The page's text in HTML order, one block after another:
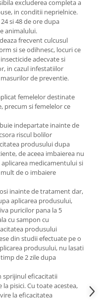
excluderea completa a
in conditii neprielnice.
si 48 de ore dupa
animalului.
frecvent culcusul
si se odihnesc, locuri ce
adecvate si
in cazul infestatiilor
de preventie.
femelelor destinate
precum si femelelor ce
indepartate inainte de
riscul bolilor
produsului dupa
de aceea imbaierea nu
medicamentului si
de o imbaiere
inainte de tratament dar,
aplicarea produsului,
puricilor pana la 5
cu sampon cu
produsului
din studii efectuate pe o
produsului, nu lasati
de 2 zile dupa
sprijinul eficacitatii
pisici. Cu toate acestea,
la eficacitatea